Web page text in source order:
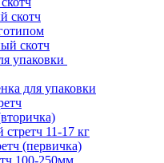
скотч
скотч
упаковки
для упаковки
11-17 кг
(первичка)
100-250мм